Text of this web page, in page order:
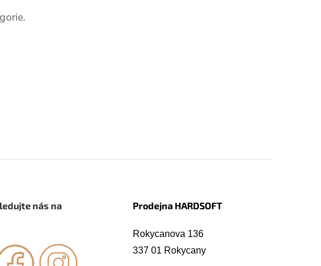
nás na Prodejna HARDSOFT
Rokycanova 136
337 01 Rokycany